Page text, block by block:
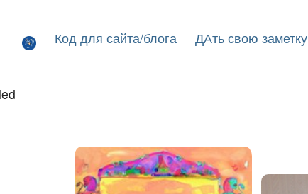
Код для сайта/блога ДАть свою заметку